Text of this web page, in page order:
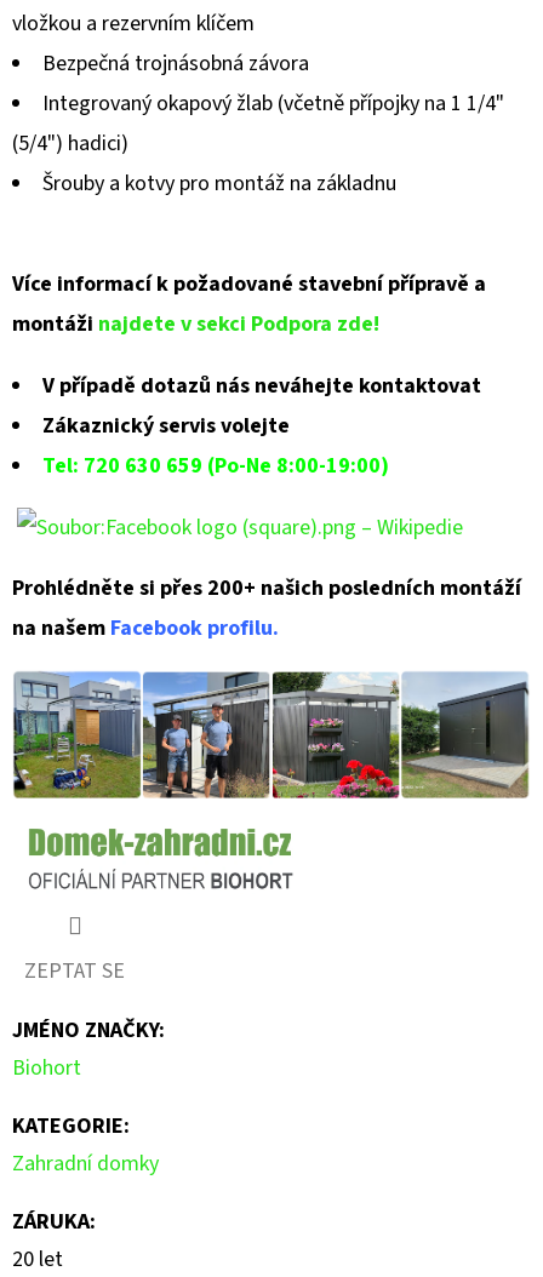
vložkou a rezervním klíčem
Bezpečná trojnásobná závora
Integrovaný okapový žlab (včetně přípojky na 1 1/4"
(5/4") hadici)
Šrouby a kotvy pro montáž na základnu
Více informací k požadované stavební přípravě a
montáži najdete v sekci Podpora zde!
V případě dotazů nás neváhejte kontaktovat
Zákaznický servis volejte
Tel: 720 630 659 (Po-Ne 8:00-19:00)
Prohlédněte si přes 200+ našich posledních montáží
na našem Facebook profilu.
ZEPTAT SE
JMÉNO ZNAČKY:
Biohort
KATEGORIE:
Zahradní domky
ZÁRUKA:
20 let